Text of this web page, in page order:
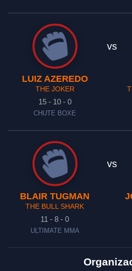
LUIZ AZEREDO
THE JOKER
15 - 10 - 0
CHUTE BOXE
vs
BLAIR TUGMAN
THE BULL SHARK
11 - 8 - 0
ULTIMATE MMA
vs